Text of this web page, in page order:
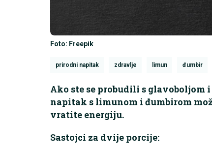
Foto: Freepik
prirodni napitak zdravlje limun đumbir
Ako ste se probudili s glavoboljom
napitak s limunom i đumbirom
vratite energiju.
Sastojci za dvije porcije: